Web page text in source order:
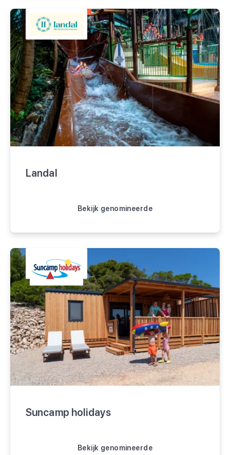
Landal
Bekijk genomineerde
Suncamp holidays
Bekijk genomineerde